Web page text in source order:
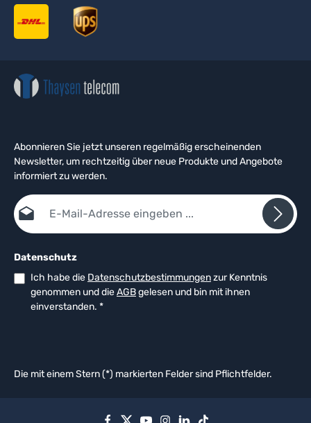
Abonnieren Sie jetzt unseren regelmäßig erscheinenden
Newsletter, um rechtzeitig über neue Produkte und Angebote
informiert zu werden.
E-Mail-Adresse*
Datenschutz
Ich habe die Datenschutzbestimmungenzur Kenntnis
genommen und dieAGBgelesen und bin mit ihnen
einverstanden. *
Die mit einem Stern (*) markierten Felder sind Pflichtfelder.